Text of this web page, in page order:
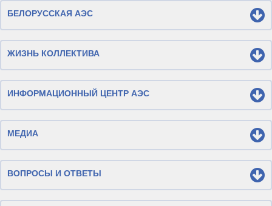
БЕЛОРУССКАЯ АЭС
ЖИЗНЬ КОЛЛЕКТИВА
ИНФОРМАЦИОННЫЙ ЦЕНТР АЭС
МЕДИА
ВОПРОСЫ И ОТВЕТЫ